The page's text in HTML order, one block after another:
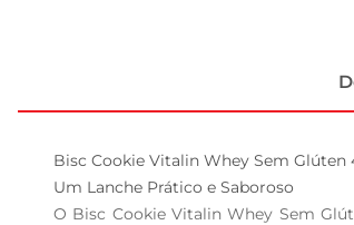
Bisc Cookie Vitalin Whey Sem
Um Lanche Prático e Saboroso
O Bisc Cookie Vitalin Whey Sem